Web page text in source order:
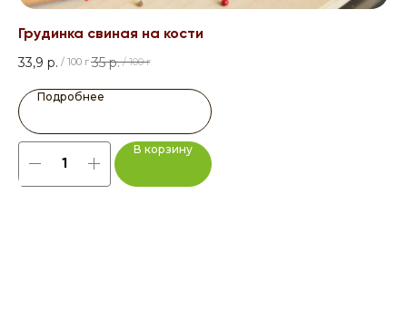
Грудинка свиная на кости
33,9 р. / 100 г 35 р. / 100 г
Подробнее
В корзину